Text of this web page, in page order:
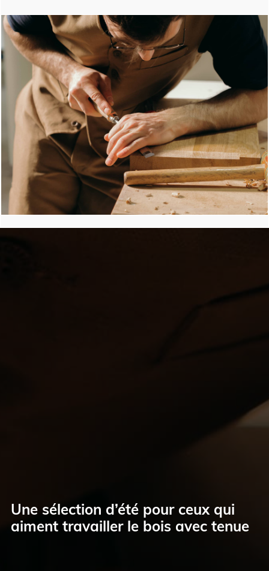
Une sélection d’été pour ceux qui
aiment travailler le bois avec tenue